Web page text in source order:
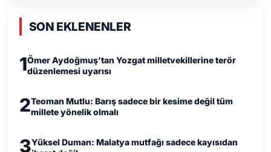
SON EKLENENLER
1Ömer Aydoğmuş’tan Yozgat milletvekillerine terör
düzenlemesi uyarısı
2Teoman Mutlu: Barış sadece bir kesime değil tüm
millete yönelik olmalı
3Yüksel Duman: Malatya mutfağı sadece kayısıdan